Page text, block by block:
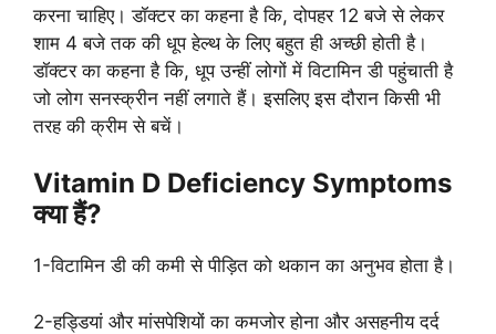
करना चाहिए। डॉक्टर का कहना है कि, दोपहर 12 बजे से लेकर
शाम 4 बजे तक की धूप हेल्थ के लिए बहुत ही अच्छी होती है।
डॉक्टर का कहना है कि, धूप उन्हीं लोगों में विटामिन डी पहुंचाती है
जो लोग सनस्क्रीन नहीं लगाते हैं। इसलिए इस दौरान किसी भी
तरह की क्रीम से बचें।
Vitamin D Deficiency Symptoms
क्या हैं?
1-विटामिन डी की कमी से पीड़ित को थकान का अनुभव होता है।
2-हड्डियां और मांसपेशियों का कमजोर होना और असहनीय दर्द